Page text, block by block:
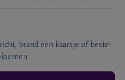
brand een kaarsje of bestel